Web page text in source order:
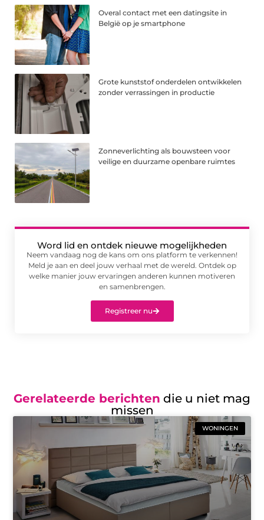
Overal contact met een datingsite in
België op je smartphone
Grote kunststof onderdelen ontwikkelen
zonder verrassingen in productie
Zonneverlichting als bouwsteen voor
veilige en duurzame openbare ruimtes
Word lid en ontdek nieuwe mogelijkheden
Neem vandaag nog de kans om ons platform te verkennen!
Meld je aan en deel jouw verhaal met de wereld. Ontdek op
welke manier jouw ervaringen anderen kunnen motiveren
en samenbrengen.
Registreer nu
Gerelateerde berichten die u niet mag
missen
WONINGEN